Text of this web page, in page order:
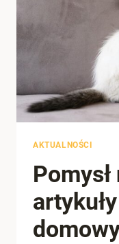
AKTUALNOŚCI